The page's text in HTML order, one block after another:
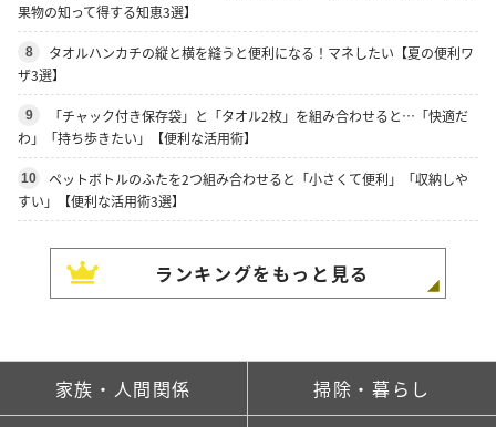
果物の知って得する知恵3選】
8
タオルハンカチの縦と横を縫うと便利になる！マネしたい【夏の便利ワ
ザ3選】
9
「チャック付き保存袋」と「タオル2枚」を組み合わせると…「快適だ
わ」「持ち歩きたい」【便利な活用術】
10
ペットボトルのふたを2つ組み合わせると「小さくて便利」「収納しや
すい」【便利な活用術3選】
ランキングをもっと見る
家族・人間関係 掃除・暮らし